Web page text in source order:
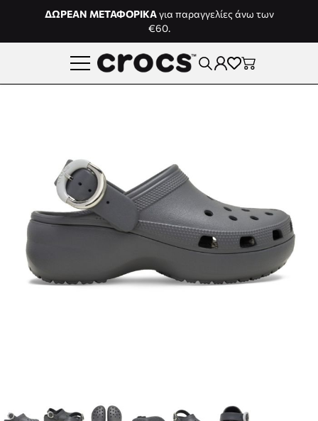
Μετάβαση στο περιεχόμενο
ΔΩΡΕΑΝ ΜΕΤΑΦΟΡΙΚΑγια παραγγελίες άνω των
€60.
View larger image
View larger imageView larger imageView larger image
View larger image
View larger